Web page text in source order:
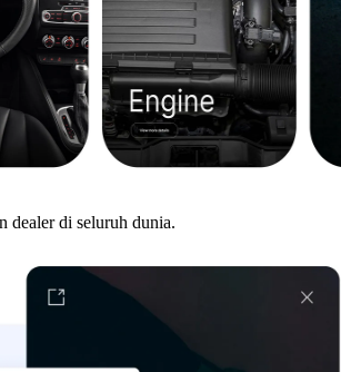
dealer di seluruh dunia.